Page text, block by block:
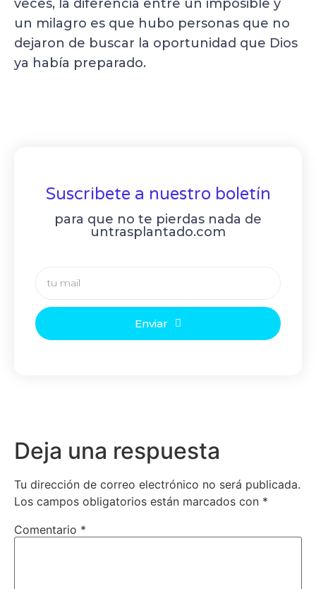
veces, la diferencia entre un imposible y
un milagro es que hubo personas que no
dejaron de buscar la oportunidad que Dios
ya había preparado.
Suscribete a nuestro boletín
para que no te pierdas nada de
untrasplantado.com
Enviar
Deja una respuesta
Tu dirección de correo electrónico no será publicada.
Los campos obligatorios están marcados con *
Comentario *